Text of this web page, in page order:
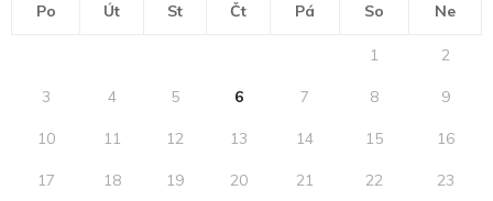
Po Út St Čt Pá So Ne
1 2
3 4 5 6 7 8 9
10 11 12 13 14 15 16
17 18 19 20 21 22 23